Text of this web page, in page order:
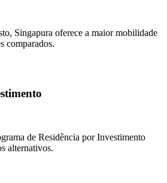
Singapura oferece a maior mobilidade
comparados.
de Residência por Investimento
alternativos.